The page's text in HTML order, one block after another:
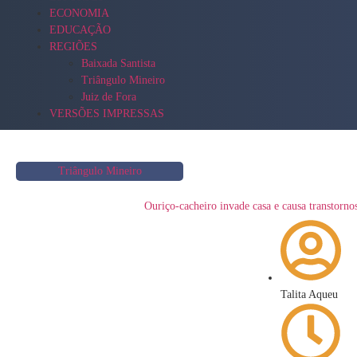
ECONOMIA
EDUCAÇÃO
REGIÕES
Baixada Santista
Triângulo Mineiro
Juiz de Fora
VERSÕES IMPRESSAS
Triângulo Mineiro
Ouriço-cacheiro invade casa e causa
Talita Aqueu